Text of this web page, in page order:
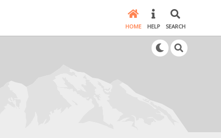
HOME HELP SEARCH